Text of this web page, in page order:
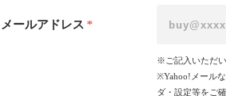
メールアドレス *
※ご記入いただ
※Yahoo!メール
ダ・設定等をご